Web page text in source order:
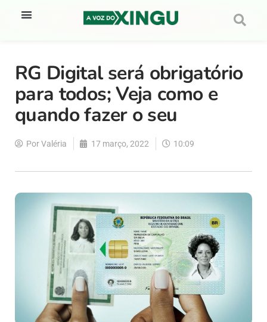
RG Digital será obrigatório
para todos; Veja como e
quando fazer o seu
PorValéria 17 março, 2022 10:09